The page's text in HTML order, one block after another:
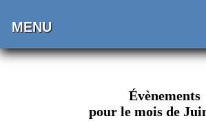
MENU
Évènements
pour le mois de